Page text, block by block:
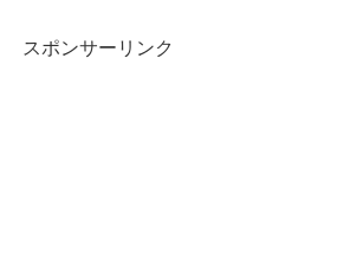
スポンサーリンク